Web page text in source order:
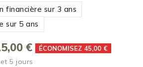
financière sur 3 ans
sur 5 ans
€ ÉCONOMISEZ 45,00 €
5 jours